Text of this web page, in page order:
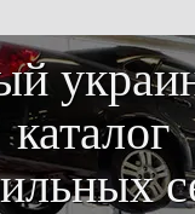
каталог